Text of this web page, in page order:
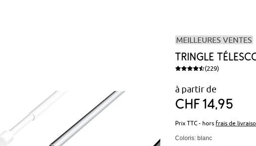
MEILLEURES VENTES
Tringle
(229)
à partir de
CHF1495
Prix TTC - hors frais de
Coloris: blanc